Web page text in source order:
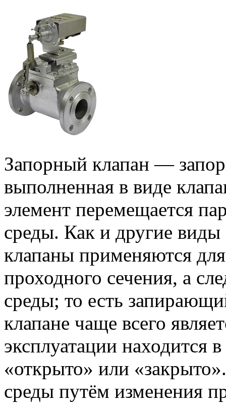
Запорный клапан —
выполненная в виде
элемент перемещается
среды. Как и другие
клапаны применяются
проходного сечения, а
среды; то есть
клапане чаще всего
эксплуатации находится
«открыто» или
среды путём изменения